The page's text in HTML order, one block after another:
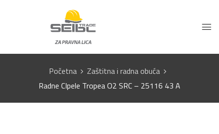
Početna
Zaštitna i radna obuća
Radne CIpele Tropea O2 SRC – 25116 43 A